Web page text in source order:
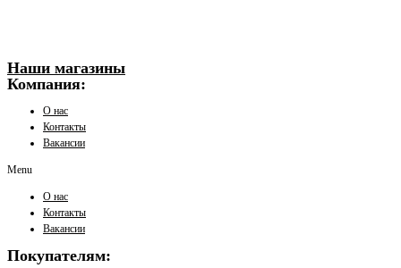
Наши магазины
Компания:
О нас
Контакты
Вакансии
Menu
О нас
Контакты
Вакансии
Покупателям: